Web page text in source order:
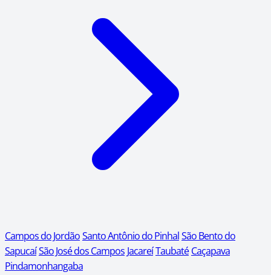
Campos do JordãoSanto Antônio do PinhalSão Bento do
SapucaíSão José dos Campos JacareíTaubaté Caçapava
Pindamonhangaba